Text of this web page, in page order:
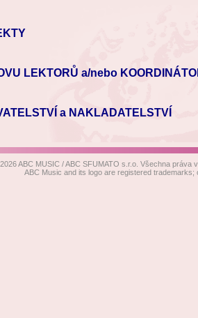
LEKTORŮ a/nebo
a NAKLADATELSTVÍ
ABC MUSIC / ABC SFUMATO s.r.o. Všechna práva
ABC Music and its logo are registered